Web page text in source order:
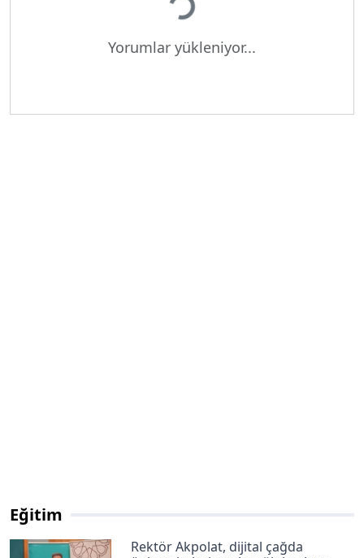
Yükleniyor...
Yorumlar yükleniyor...
Eğitim
Rektör Akpolat, dijital çağda